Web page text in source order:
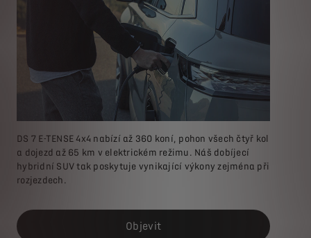
DS 7 E-TENSE 4x4 nabízí až 360 koní, pohon všech čtyř kol
a dojezd až 65 km v elektrickém režimu. Náš dobíjecí
hybridní SUV tak poskytuje vynikající výkony zejména při
rozjezdech.
Objevit